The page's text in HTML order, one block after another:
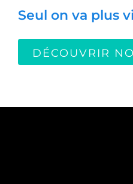
Seul on va plus
DÉCOUVRIR